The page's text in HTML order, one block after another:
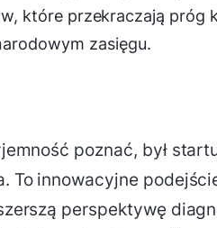
które przekraczają próg
zasięgu.
poznać, był
To innowacyjne
perspektywę